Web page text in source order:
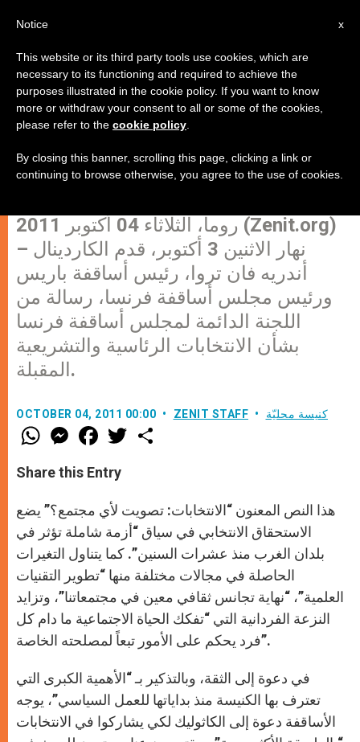
الانتخابات الرئاسية لسنة 2012:
رسالة اللجنة الدائمة لمجلس أساقفة
فرنسا
روما، الثلاثاء 04 أكتوبر 2011 (Zenit.org)
– نهار الاثنين 3 أكتوبر، قدم الكاردينال
أندريه فان تروا، رئيس أساقفة باريس
ورئيس مجلس أساقفة فرنسا، رسالة من
اللجنة الدائمة لمجلس أساقفة فرنسا
بشأن الانتخابات الرئاسية والتشريعية
المقبلة.
OCTOBER 04, 2011 00:00 ZENIT STAFF كنيسة محليّة
W
h
t
s
p
M
e
s
e
g
e
r
F
a
e
b
o
k
w
Share this Entry
هذا النص المعنون “الانتخابات: تصويت لأي مجتمع؟” يضع
الاستحقاق الانتخابي في سياق “أزمة شاملة تؤثر في
بلدان الغرب منذ عشرات السنين”. كما يتناول التغيرات
الحاصلة في مجالات مختلفة منها “تطوير التقنيات
العلمية”، “نهاية تجانس ثقافي معين في مجتمعاتنا”، وتزايد
النزعة الفردانية التي “تفكك الحياة الاجتماعية ما دام كل
فرد يحكم على الأمور تبعاً لمصلحته الخاصة”.
في دعوة إلى الثقة، وبالتذكير بـ “الأهمية الكبرى التي
تعترف بها الكنيسة منذ بداياتها للعمل السياسي”، يوجه
الأساقفة دعوة إلى الكاثوليك لكي يشاركوا في الانتخابات
x
Notice
This website or its third party tools use cookies, which are
necessary to its functioning and required to achieve the
purposes illustrated in the cookie policy. If you want to know
more or withdraw your consent to all or some of the cookies,
please refer to the cookie policy
By closing this banner, scrolling this page, clicking a link or
continuing to browse otherwise, you agree to the use of cookies.